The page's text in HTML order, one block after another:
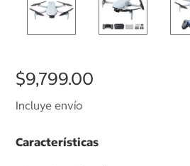
$9,799.00
Incluye envío
Características